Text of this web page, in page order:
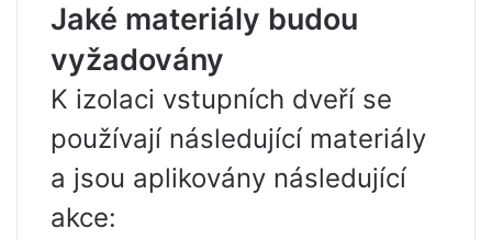
Jaké materiály budou
vyžadovány
K izolaci vstupních dveří se
používají následující materiály
a jsou aplikovány následující
akce: